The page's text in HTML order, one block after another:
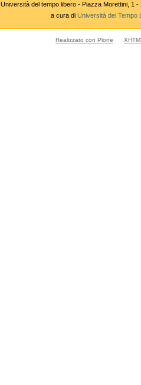
Università del tempo libero - Piazza Morettini, 1
a cura di Università del Tempo
Realizzato con Plone